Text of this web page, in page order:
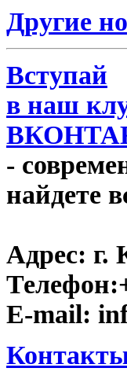
Другие
Вступай
в наш
-
найдете
Адрес: г.
Телефон:
E-mail: